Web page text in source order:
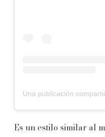
Es un estilo similar al